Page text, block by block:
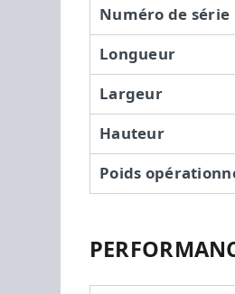
Numéro de série
Longueur
Largeur
Hauteur
Poids